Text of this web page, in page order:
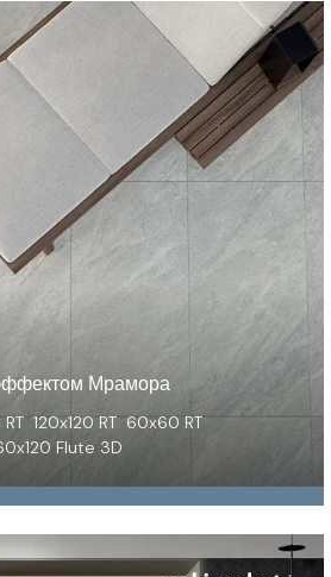
Мрамора
120x120 RT 60x60 RT
Flute 3D